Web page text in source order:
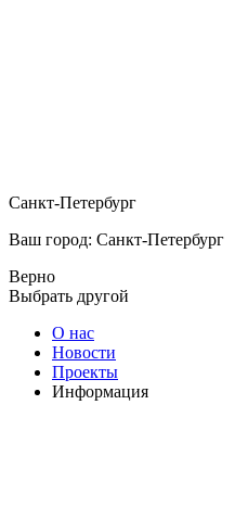
Санкт-Петербург
Ваш город: Санкт-Петербург
Верно
Выбрать другой
О нас
Новости
Проекты
Информация